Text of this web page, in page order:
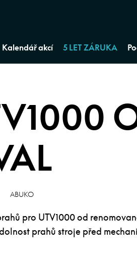
Kalendář akcí 5 LET ZÁRUKA
ABUKO
pro UTV1000 od
prahů stroje před